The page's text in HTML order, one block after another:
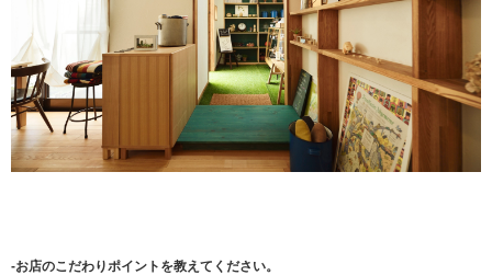
-お店のこだわりポイントを教えてください。